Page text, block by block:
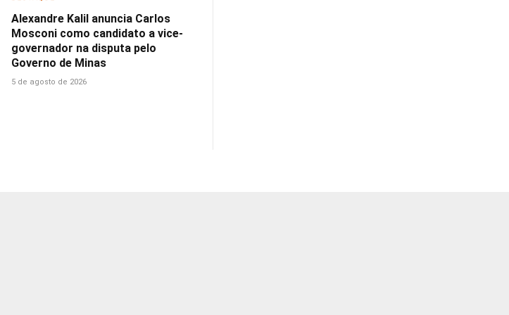
Alexandre Kalil anuncia Carlos
Mosconi como candidato a vice-
governador na disputa pelo
Governo de Minas
5 de agosto de 2026